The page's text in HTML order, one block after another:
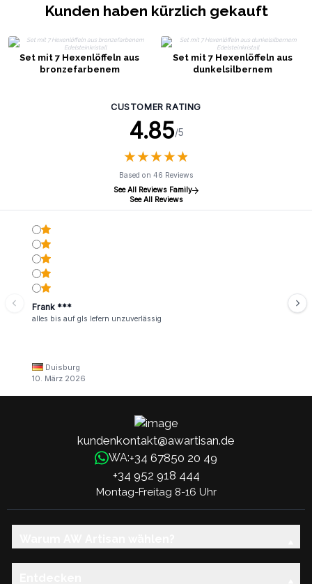
Kunden haben kürzlich gekauft
Set mit 7 Hexenlöffeln aus
bronzefarbenem
Set mit 7 Hexenlöffeln aus
dunkelsilbernem
CUSTOMER RATING
4.85/5
★★★★★
★★★★★
Based on 46 Reviews
See All Reviews Family
See All Reviews
Frank ***
alles bis auf gls lefern unzuverlässig
Duisburg
10. März 2026
kundenkontakt@awartisan.de
WA:+34 67850 20 49
+34 952 918 444
Montag-Freitag 8-16 Uhr